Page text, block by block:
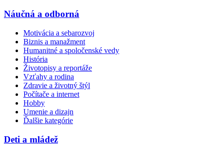
Náučná a odborná
Motivácia a sebarozvoj
Biznis a manažment
Humanitné a spoločenské vedy
História
Životopisy a reportáže
Vzťahy a rodina
Zdravie a životný štýl
Počítače a internet
Hobby
Umenie a dizajn
Ďalšie kategórie
Deti a mládež